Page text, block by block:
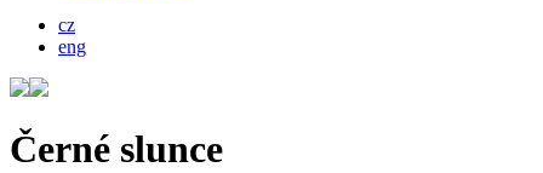
cz
eng
Černé slunce